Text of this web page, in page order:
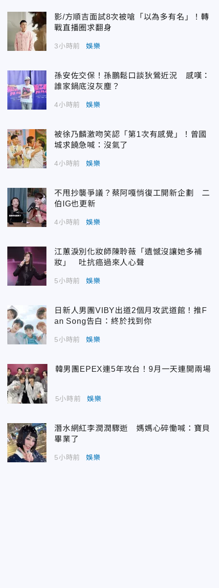
影/方順吉面試8次被嗆「以為多有名」！轉
戰直播圈求翻身
3小時前 娛樂
孫安佐交保！孫鵬鬆口談狄鶯近況 感嘆：
誰家鍋底沒灰塵？
4小時前 娛樂
被徐乃麟激吻笑認「第1次有感覺」！曾國
城求饒急喊：沒氣了
4小時前 娛樂
不甩抄襲爭議？蔡阿嘎悄復工開新企劃 二
伯IG也更新
4小時前 娛樂
江蕙淚別化妝師陳聆薇「遺憾沒讓她多補
妝」 吐抗癌過來人心聲
5小時前 娛樂
日新人男團VIBY出道2個月攻武道館！推F
an Song告白：終於找到你
5小時前 娛樂
韓男團EPEX連5年攻台！9月一天連開兩場
5小時前 娛樂
潛水網紅李潤潤驟逝 媽媽心碎慟喊：寶貝
畢業了
5小時前 娛樂